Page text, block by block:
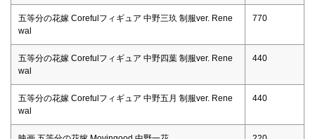
五等分の花嫁 Corefulフィギュア 中野三玖 制服ver. Rene
wal
770
五等分の花嫁 Corefulフィギュア 中野四葉 制服ver. Rene
wal
440
五等分の花嫁 Corefulフィギュア 中野五月 制服ver. Rene
wal
440